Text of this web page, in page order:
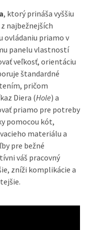
, ktorý prináša vyššiu
najbežnejších
ovládaniu priamo v
panelu vlastností
veľkosť, orientáciu
štandardné
pričom
Diera (Hole) a
priamo pre potreby
pomocou kót,
materiálu a
pre bežné
váš pracovný
zníži komplikácie a